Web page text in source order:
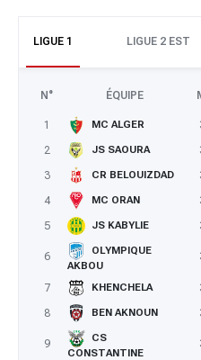
LIGUE 1 LIGUE 2 EST
N° ÉQUIPE
1 MC ALGER
2
JS SAOURA
3
CR BELOUIZDAD
4
MC ORAN
5
JS KABYLIE
6
OLYMPIQUE
AKBOU
7 KHENCHELA
8
BEN AKNOUN
9
CS
CONSTANTINE